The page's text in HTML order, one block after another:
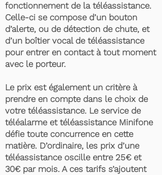
fonctionnement de la téléassistance.
Celle-ci se compose d’un bouton
d’alerte, ou de détection de chute, et
d’un boîtier vocal de téléassistance
pour entrer en contact à tout moment
avec le porteur.
Le prix est également un critère à
prendre en compte dans le choix de
votre téléassistance. Le service de
téléalarme et téléassistance Minifone
défie toute concurrence en cette
matière. D’ordinaire, les prix d’une
téléassistance oscille entre 25€ et
30€ par mois. A ces tarifs s’ajoutent